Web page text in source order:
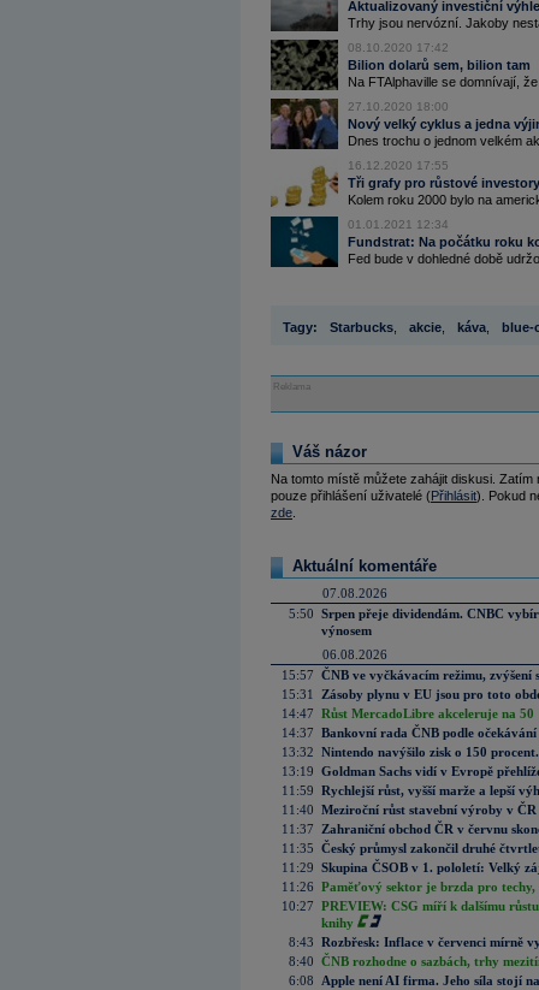
Aktualizovaný investiční
Trhy jsou nervózní. Jakoby
08.10.2020 17:42
Bilion dolarů sem, bilion tam
Na FTAlphaville se domnívají,
27.10.2020 18:00
Nový velký cyklus a jedna
Dnes trochu o jednom velkém
16.12.2020 17:55
Tři grafy pro růstové investory
Kolem roku 2000 bylo na
01.01.2021 12:34
Fundstrat: Na počátku roku
Fed bude v dohledné době
Tagy: Starbucks akcie káva blue-
Reklama
Váš názor
Na tomto místě můžete zahájit diskusi.
pouze přihlášení uživatelé (Přihlásit). Pokud
zde
Aktuální komentáře
07.08.2026
5:50 Srpen přeje dividendám. CNBC
výnosem
06.08.2026
15:57 ČNB ve vyčkávacím režimu, zvýšení
15:31
Zásoby plynu v EU jsou pro toto
14:47 Růst MercadoLibre akceleruje na
14:37 Bankovní rada ČNB podle
13:32 Nintendo navýšilo zisk o 150
13:19 Goldman Sachs vidí v Evropě
11:59 Rychlejší růst, vyšší marže a lepší
11:40 Meziroční růst stavební výroby v
11:37
Zahraniční obchod ČR v červnu
11:35 Český průmysl zakončil druhé
11:29 Skupina ČSOB v 1. pololetí: Velký
11:26 Paměťový sektor je brzda pro techy,
10:27 PREVIEW: CSG míří k dalšímu
knihy
8:43 Rozbřesk: Inflace v červenci mírně
8:40 ČNB rozhodne o sazbách, trhy
6:08
Apple není AI firma. Jeho síla stojí